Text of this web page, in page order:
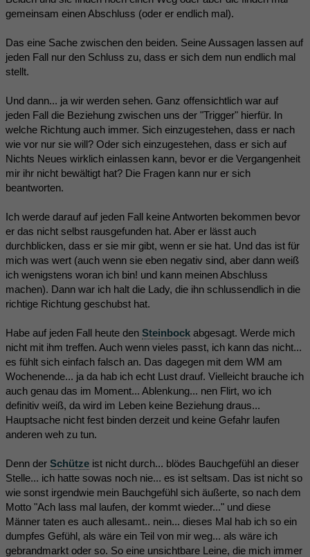
gemeinsam einen Abschluss (oder er endlich mal).
Das eine Sache zwischen den beiden. Seine Aussagen lassen auf
jeden Fall nur den Schluss zu, dass er sich dem nun endlich mal
stellt.
Und dann... ja wir werden sehen. Ganz offensichtlich war auf
jeden Fall die Beziehung zwischen uns der "Trigger" hierfür. In
welche Richtung auch immer. Sich einzugestehen, dass er nach
wie vor nur sie will? Oder sich einzugestehen, dass er sich auf
Nichts Neues wirklich einlassen kann, bevor er die Vergangenheit
mir ihr nicht bewältigt hat? Die Fragen kann nur er sich
beantworten.
Ich werde darauf auf jeden Fall keine Antworten bekommen bevor
er das nicht selbst rausgefunden hat. Aber er lässt auch
durchblicken, dass er sie mir gibt, wenn er sie hat. Und das ist für
mich was wert (auch wenn sie eben negativ sind, aber dann weiß
ich wenigstens woran ich bin! und kann meinen Abschluss
machen). Dann war ich halt die Lady, die ihn schlussendlich in die
richtige Richtung geschubst hat.
Habe auf jeden Fall heute den Steinbock abgesagt. Werde mich
nicht mit ihm treffen. Auch wenn vieles passt, ich kann das nicht...
es fühlt sich einfach falsch an. Das dagegen mit dem WM am
Wochenende... ja da hab ich echt Lust drauf. Vielleicht brauche ich
auch genau das im Moment... Ablenkung... nen Flirt, wo ich
definitiv weiß, da wird im Leben keine Beziehung draus...
Hauptsache nicht fest binden derzeit und keine Gefahr laufen
anderen weh zu tun.
Denn der Schütze ist nicht durch... blödes Bauchgefühl an dieser
Stelle... ich hatte sowas noch nie... es ist seltsam. Das ist nicht so
wie sonst irgendwie mein Bauchgefühl sich äußerte, so nach dem
Motto "Ach lass mal laufen, der kommt wieder..." und diese
Männer taten es auch allesamt.. nein... dieses Mal hab ich so ein
dumpfes Gefühl, als wäre ein Teil von mir weg... als wäre ich
gebrandmarkt oder so. So eine unsichtbare Leine, die mich immer